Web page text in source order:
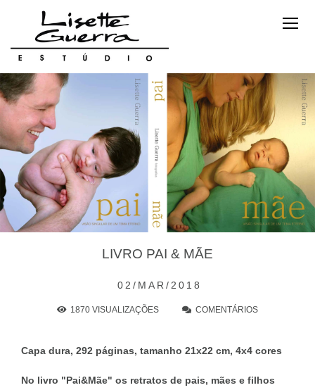
02/MAR/2018
LIVRO PAI & MÃE
1870 VISUALIZAÇÕES COMENTÁRIOS
Capa dura, 292 páginas, tamanho 21x22 cm, 4x4 cores
No livro "Pai&Mãe" os retratos de pais, mães e filhos